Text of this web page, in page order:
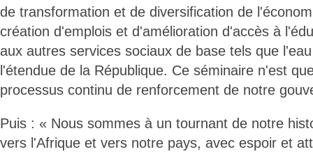
de transformation et de diversification de
création d'emplois et d'amélioration d'accès à
aux autres services sociaux de base tels que
l'étendue de la République. Ce séminaire n'est
processus continu de renforcement de notre
Puis : « Nous sommes à un tournant de notre
vers l'Afrique et vers notre pays, avec espoir et